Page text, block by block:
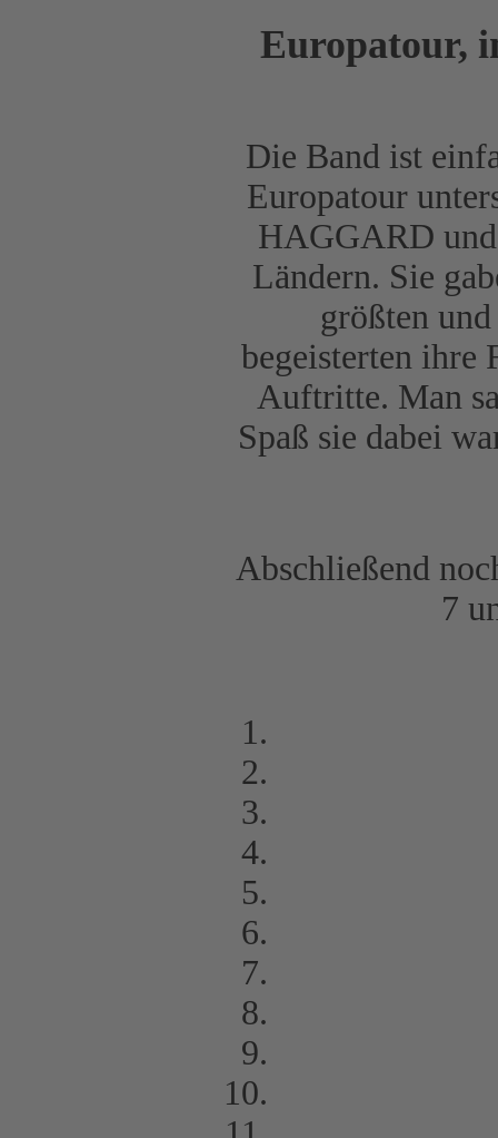
Europatour,
Die Band ist
Europatour
HAGGARD
Ländern. Sie
größten
begeisterten ihre
Auftritte. Man
Spaß sie dabei
Abschließend
7